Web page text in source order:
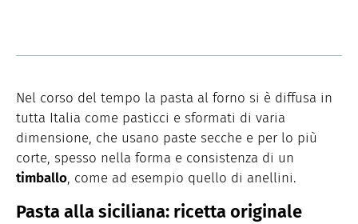
Nel corso del tempo la pasta al forno si è diffusa in
tutta Italia come pasticci e sformati di varia
dimensione, che usano paste secche e per lo più
corte, spesso nella forma e consistenza di un
timballo, come ad esempio quello di anellini.
Pasta alla siciliana: ricetta originale